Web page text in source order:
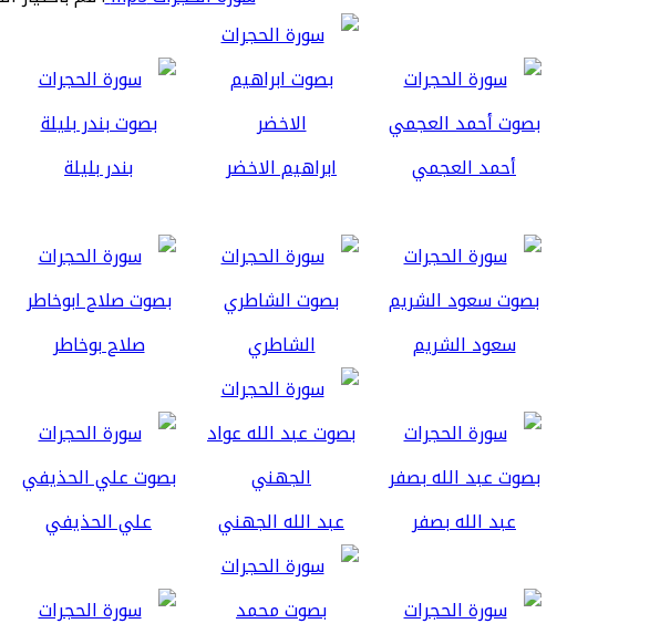
أحمد العجمي ابراهيم الاخضر بندر بليلة
سعود الشريم الشاطري صلاح بوخاطر
عبد الله بصفر عبد الله الجهني علي الحذيفي